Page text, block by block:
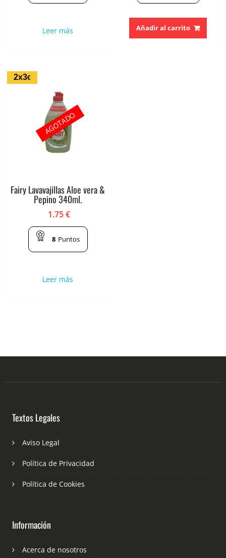
Leer más Añadir al carrito
2x3€
Fairy Lavavajillas Aloe vera &
Pepino 340ml.
1.75€
8 Puntos
Leer más
AGOTADO
Textos Legales
Aviso Legal
Política de Privacidad
Política de Cookies
Información
Acerca de nosotros